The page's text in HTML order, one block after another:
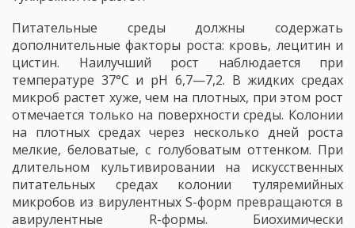
Питательные среды должны содержать
дополнительные факторы роста: кровь, лецитин и
цистин. Наилучший рост наблюдается при
температуре 37°С и рН 6,7—7,2. В жидких средах
микроб растет хуже, чем на плотных, при этом рост
отмечается только на поверхности среды. Колонии
на плотных средах через несколько дней роста
мелкие, беловатые, с голубоватым оттенком. При
длительном культивировании на искусственных
питательных средах колонии туляремийных
микробов из вирулентных S-форм превращаются в
авирулентные R-формы. Биохимически